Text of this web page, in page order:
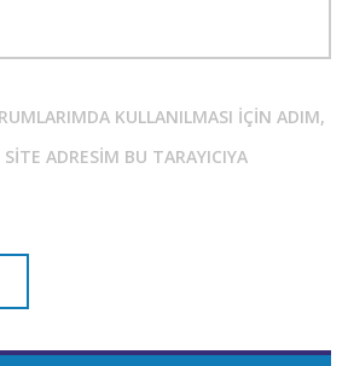
KULLANILMASI IÇIN ADIM,
ADRESIM BU TARAYICIYA